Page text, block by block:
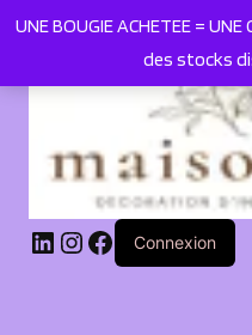
UNE BOUGIE ACHETEE =
des stocks
LinkedIn
Instagram
Facebook
Connexion